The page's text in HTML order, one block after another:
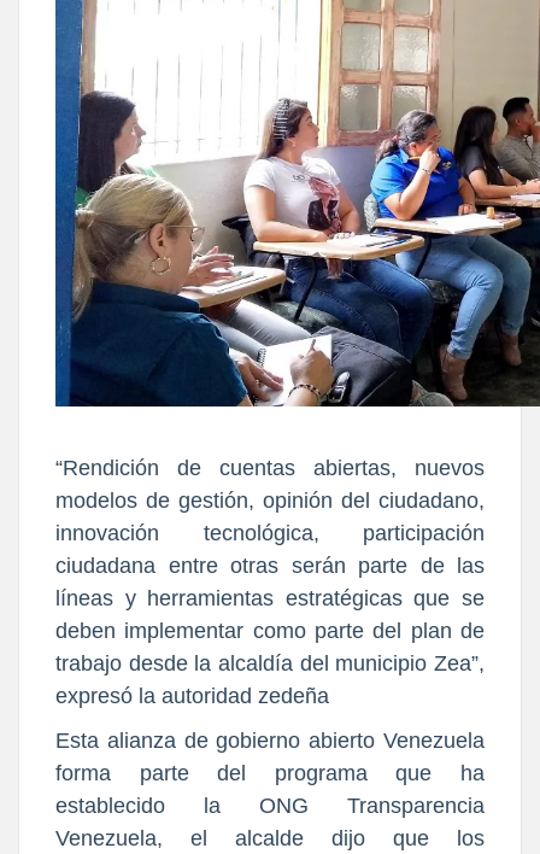
“Rendición de cuentas abiertas, nuevos
modelos de gestión, opinión del ciudadano,
innovación tecnológica, participación
ciudadana entre otras serán parte de las
líneas y herramientas estratégicas que se
deben implementar como parte del plan de
trabajo desde la alcaldía del municipio Zea”,
expresó la autoridad zedeña
Esta alianza de gobierno abierto Venezuela
forma parte del programa que ha
establecido la ONG Transparencia
Venezuela, el alcalde dijo que los